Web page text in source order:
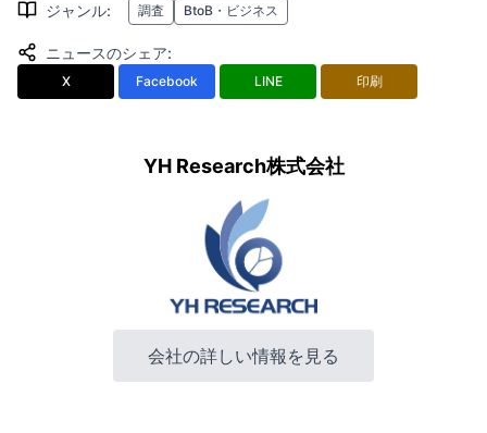
ジャンル: 調査 BtoB・ビジネス
ニュースのシェア:
X Facebook LINE 印刷
YH Research株式会社
会社の詳しい情報を見る